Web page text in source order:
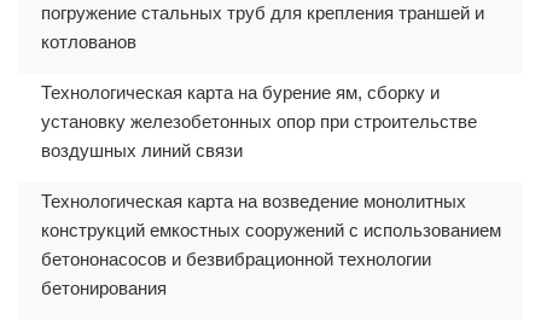
погружение стальных труб для крепления траншей и
котлованов
Технологическая карта на бурение ям, сборку и
установку железобетонных опор при строительстве
воздушных линий связи
Технологическая карта на возведение монолитных
конструкций емкостных сооружений с использованием
бетононасосов и безвибрационной технологии
бетонирования